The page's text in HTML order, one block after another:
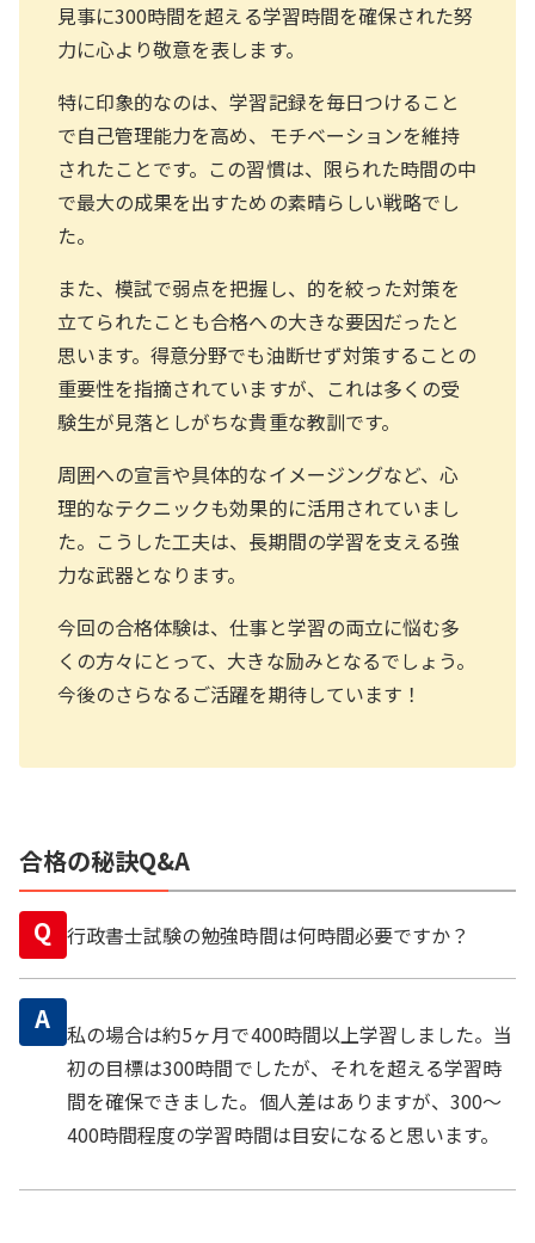
見事に300時間を超える学習時間を確保された努
力に心より敬意を表します。
特に印象的なのは、学習記録を毎日つけること
で自己管理能力を高め、モチベーションを維持
されたことです。この習慣は、限られた時間の中
で最大の成果を出すための素晴らしい戦略でし
た。
また、模試で弱点を把握し、的を絞った対策を
立てられたことも合格への大きな要因だったと
思います。得意分野でも油断せず対策することの
重要性を指摘されていますが、これは多くの受
験生が見落としがちな貴重な教訓です。
周囲への宣言や具体的なイメージングなど、心
理的なテクニックも効果的に活用されていまし
た。こうした工夫は、長期間の学習を支える強
力な武器となります。
今回の合格体験は、仕事と学習の両立に悩む多
くの方々にとって、大きな励みとなるでしょう。
今後のさらなるご活躍を期待しています！
合格の秘訣Q&A
Q 行政書士試験の勉強時間は何時間必要ですか？
A 私の場合は約5ヶ月で400時間以上学習しました。当
初の目標は300時間でしたが、それを超える学習時
間を確保できました。個人差はありますが、300〜
400時間程度の学習時間は目安になると思います。